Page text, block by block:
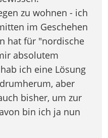
zu wohnen - ich
im Geschehen
hat für "nordische
absolutem
ich eine Lösung
aber
bisher, um zur
bin ich ja nun